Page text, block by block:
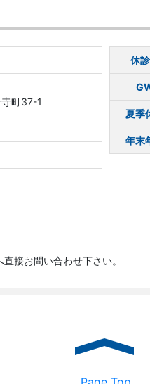
町37-1
休
夏季
年末
接お問い合わせ下さい。